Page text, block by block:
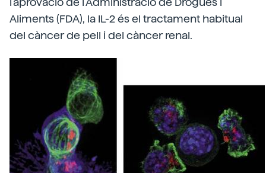
Aliments (FDA), la IL-2 és el tractament habitual
del càncer de pell i del càncer renal.